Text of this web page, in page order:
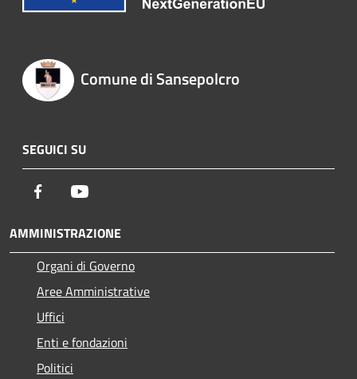
Comune di Sansepolcro
SEGUICI SU
Facebook
AMMINISTRAZIONE
Organi di Governo
Aree Amministrative
Uffici
Enti e fondazioni
Politici